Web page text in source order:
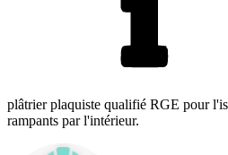
plâtrier plaquiste qualifié RGE pour
rampants par l'intérieur.